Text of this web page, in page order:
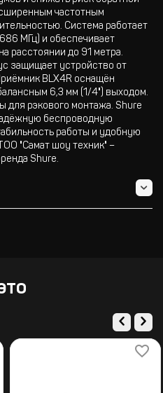
частотным
Система работает
МГц) и обеспечивает
расстоянии до 91 метра.
защищает устройство от
BLX4R оснащён
6,3 мм (1/4") выходом.
для рэкового монтажа. Shure
беспроводную
работы и удобную
"Самат шоу техник" –
Shure.